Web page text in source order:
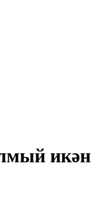
икән